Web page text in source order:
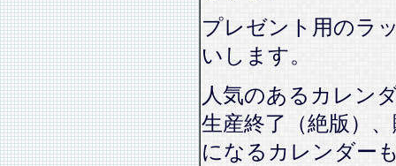
プレゼント用のラ
いします。
人気のあるカレン
生産終了（絶版）
になるカレンダー